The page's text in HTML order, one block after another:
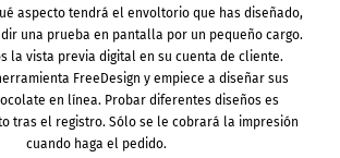
aspecto tendrá el envoltorio que has diseñado,
una prueba en pantalla por un pequeño cargo.
la vista previa digital en su cuenta de cliente.
FreeDesign y empiece a diseñar sus
en línea. Probar diferentes diseños es
tras el registro. Sólo se le cobrará la impresión
cuando haga el pedido.